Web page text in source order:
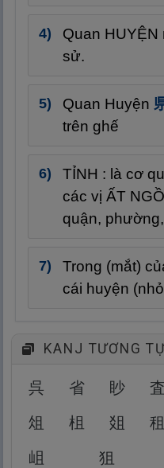
Quan HUYỆN
sử.
Quan Huyện
trên ghế
TỈNH : là cơ
các vị ẤT
quận,
Trong (mắt)
cái huyện
KANJ TƯƠNG
呉 省
Nghĩa: Xem xét, tỉnh (đơn vị
眇 査
俎 柤 爼 租
岨
狙